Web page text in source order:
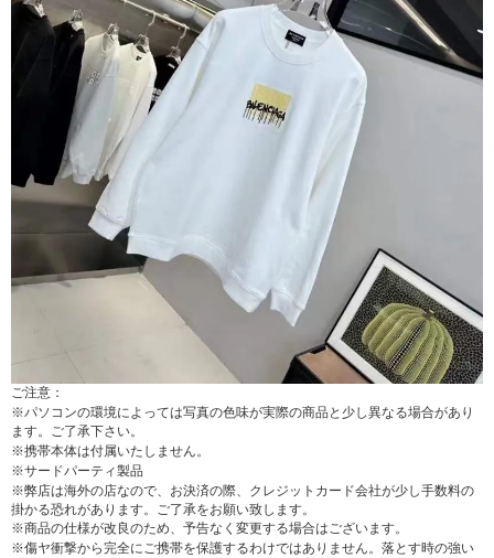
ご注意：
※パソコンの環境によっては写真の色味が実際の商品と少し異なる場合があり
ます。ご了承下さい。
※携帯本体は付属いたしません。
※サードパーティ製品
※弊店は海外の店なので、お決済の際、クレジットカード会社が少し手数料の
掛かる恐れがあります。ご了承をお願い致します。
※商品の仕様が改良のため、予告なく変更する場合はございます。
※傷ヤ衝撃から完全にご携帯を保護するわけではありません。落とす時の強い